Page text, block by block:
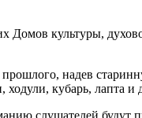
Домов культуры,
надев
кубарь, лапта и
слушателей будут